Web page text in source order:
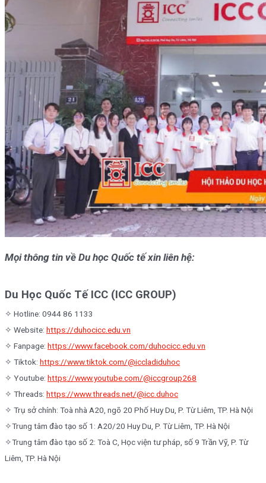
Mọi thông tin về Du học Quốc tế xin liên hệ:
Du Học Quốc Tế ICC (ICC GROUP)
✧ Hotline: 0944 86 1133
✧ Website: https://duhocicc.edu.vn
✧ Fanpage: https://www.facebook.com/duhocicc.edu.vn
✧ Tiktok: https://www.tiktok.com/@iccladiduhoc
✧ Youtube: https://www.youtube.com/@iccgroup268
✧ Threads: https://www.threads.net/@icc.duhoc
✧ Trụ sở chính: Toà nhà A20, ngõ 20 Phố Huy Du, P. Từ Liêm, TP. Hà Nội
✧Trung tâm đào tạo số 1: A20/20 Huy Du, P. Từ Liêm, TP. Hà Nội
✧Trung tâm đào tạo số 2: Toà C, Học viện tư pháp, số 9 Trần Vỹ, P. Từ
Liêm, TP. Hà Nội